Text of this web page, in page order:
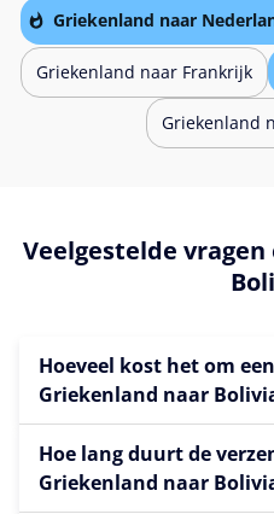
Griekenland naar
Griekenland naar Frankrijk
Griekenland
Veelgestelde
Hoeveel kost het om
Griekenland naar
Hoe lang duurt de
Griekenland naar